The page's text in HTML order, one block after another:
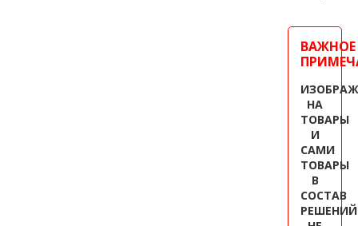
ВАЖНОЕ
НА
ТОВАРЫ
И
САМИ
ТОВАРЫ
В
СОСТАВ
РЕШЕНИЙ